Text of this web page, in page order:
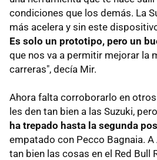
condiciones que los demás. La
más acelera y sin este
Es solo un prototipo, pero un
que nos va a permitir mejorar la
carreras", decía Mir.
Ahora falta corroborarlo en
les den tan bien a las Suzuki,
ha trepado hasta la segunda
empatado con Pecco Bagnaia. A
tan bien las cosas en el Red Bull